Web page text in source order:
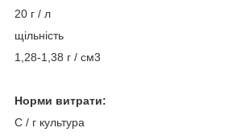
20 г / л
щільність
1,28-1,38 г / см3
Норми витрати:
С / г культура